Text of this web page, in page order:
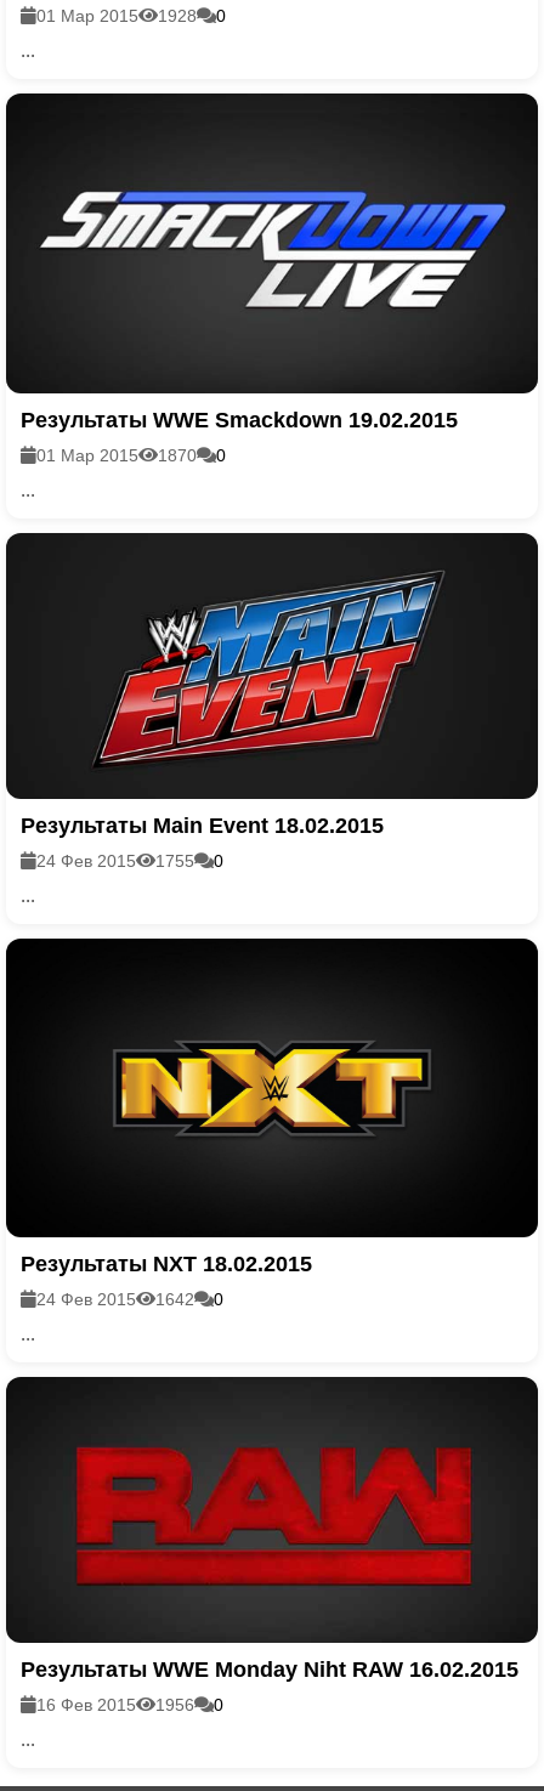
01 Мар 2015 1928 0
...
Результаты WWE Smackdown 19.02.2015
01 Мар 2015 1870 0
...
Результаты Main Event 18.02.2015
24 Фев 2015 1755 0
...
Результаты NXT 18.02.2015
24 Фев 2015 1642 0
...
Результаты WWE Monday Niht RAW 16.02.2015
16 Фев 2015 1956 0
...